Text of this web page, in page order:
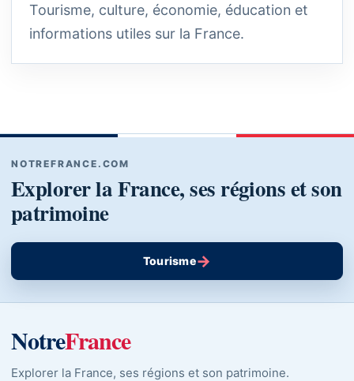
Tourisme, culture, économie, éducation et
informations utiles sur la France.
NOTREFRANCE.COM
Explorer la France, ses régions et son
patrimoine
Tourisme→
NotreFrance
Explorer la France, ses régions et son patrimoine.